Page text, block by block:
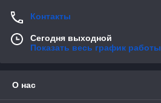
Контакты
Сегодня выходной
Показать весь график работы
О нас